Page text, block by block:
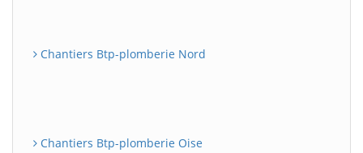
Chantiers Btp-plomberie Nord
Chantiers Btp-plomberie Oise